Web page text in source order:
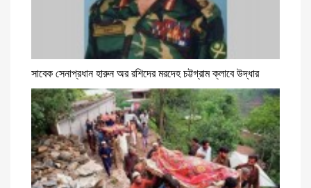
সাবেক সেনাপ্রধান হারুন অর রশিদের মরদেহ চট্টগ্রাম ক্লাবে উদ্ধার